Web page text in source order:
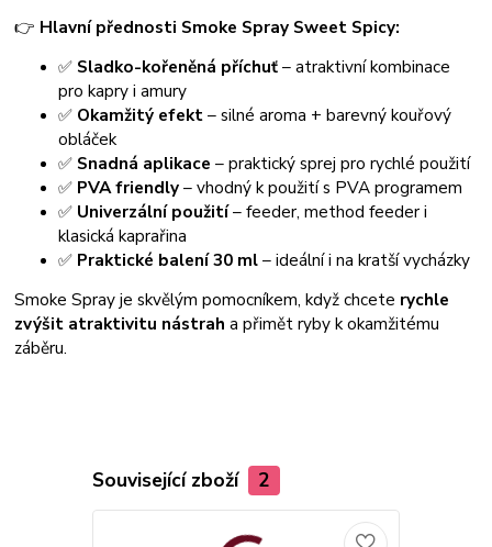
👉 Hlavní přednosti Smoke Spray Sweet Spicy:
✅ Sladko-kořeněná příchuť– atraktivní kombinace
pro kapry i amury
✅ Okamžitý efekt– silné aroma + barevný kouřový
obláček
✅ Snadná aplikace – praktický sprej pro rychlé použití
✅ PVA friendly– vhodný k použití s PVA programem
✅ Univerzální použití– feeder, method feeder i
klasická kaprařina
✅ Praktické balení 30 ml– ideální i na kratší vycházky
Smoke Spray je skvělým pomocníkem, když chcete rychle
zvýšit atraktivitu nástrah a přimět ryby k okamžitému
záběru.
Související zboží 2